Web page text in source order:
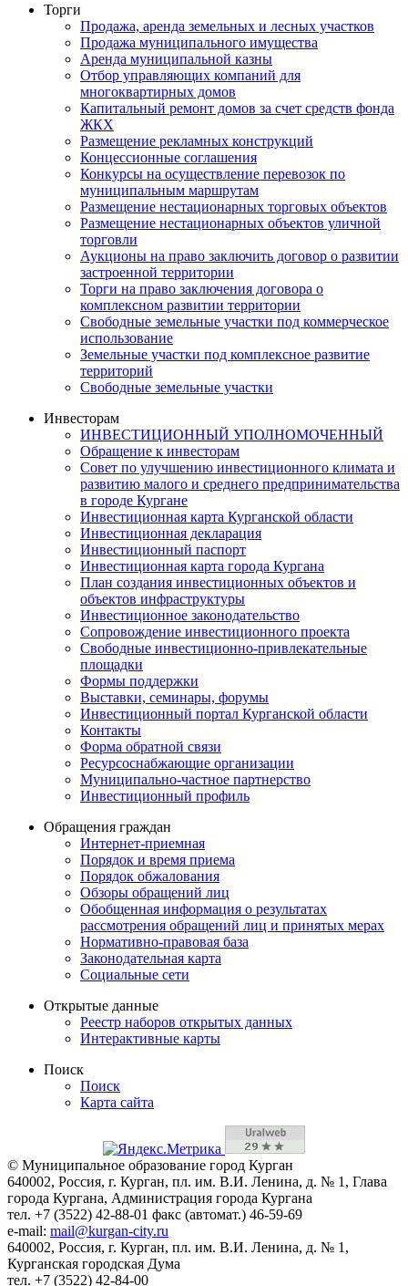
Торги
Продажа, аренда земельных и лесных участков
Продажа муниципального имущества
Аренда муниципальной казны
Отбор управляющих компаний для
многоквартирных домов
Капитальный ремонт домов за счет средств фонда
ЖКХ
Размещение рекламных конструкций
Концессионные соглашения
Конкурсы на осуществление перевозок по
муниципальным маршрутам
Размещение нестационарных торговых объектов
Размещение нестационарных объектов уличной
торговли
Аукционы на право заключить договор о развитии
застроенной территории
Торги на право заключения договора о
комплексном развитии территории
Свободные земельные участки под коммерческое
использование
Земельные участки под комплексное развитие
территорий
Свободные земельные участки
Инвесторам
ИНВЕСТИЦИОННЫЙ УПОЛНОМОЧЕННЫЙ
Обращение к инвесторам
Совет по улучшению инвестиционного климата и
развитию малого и среднего предпринимательства
в городе Кургане
Инвестиционная карта Курганской области
Инвестиционная декларация
Инвестиционный паспорт
Инвестиционная карта города Кургана
План создания инвестиционных объектов и
объектов инфраструктуры
Инвестиционное законодательство
Сопровождение инвестиционного проекта
Свободные инвестиционно-привлекательные
площадки
Формы поддержки
Выставки, семинары, форумы
Инвестиционный портал Курганской области
Контакты
Форма обратной связи
Ресурсоснабжающие организации
Муниципально-частное партнерство
Инвестиционный профиль
Обращения граждан
Интернет-приемная
Порядок и время приема
Порядок обжалования
Обзоры обращений лиц
Обобщенная информация о результатах
рассмотрения обращений лиц и принятых мерах
Нормативно-правовая база
Законодательная карта
Социальные сети
Открытые данные
Реестр наборов открытых данных
Интерактивные карты
Поиск
Поиск
Карта сайта
© Муниципальное образование город Курган
640002, Россия, г. Курган, пл. им. В.И. Ленина, д. № 1, Глава
города Кургана, Администрация города Кургана
тел. +7 (3522) 42-88-01 факс (автомат.) 46-59-69
e-mail: mail@kurgan-city.ru
640002, Россия, г. Курган, пл. им. В.И. Ленина, д. № 1,
Курганская городская Дума
тел. +7 (3522) 42-84-00